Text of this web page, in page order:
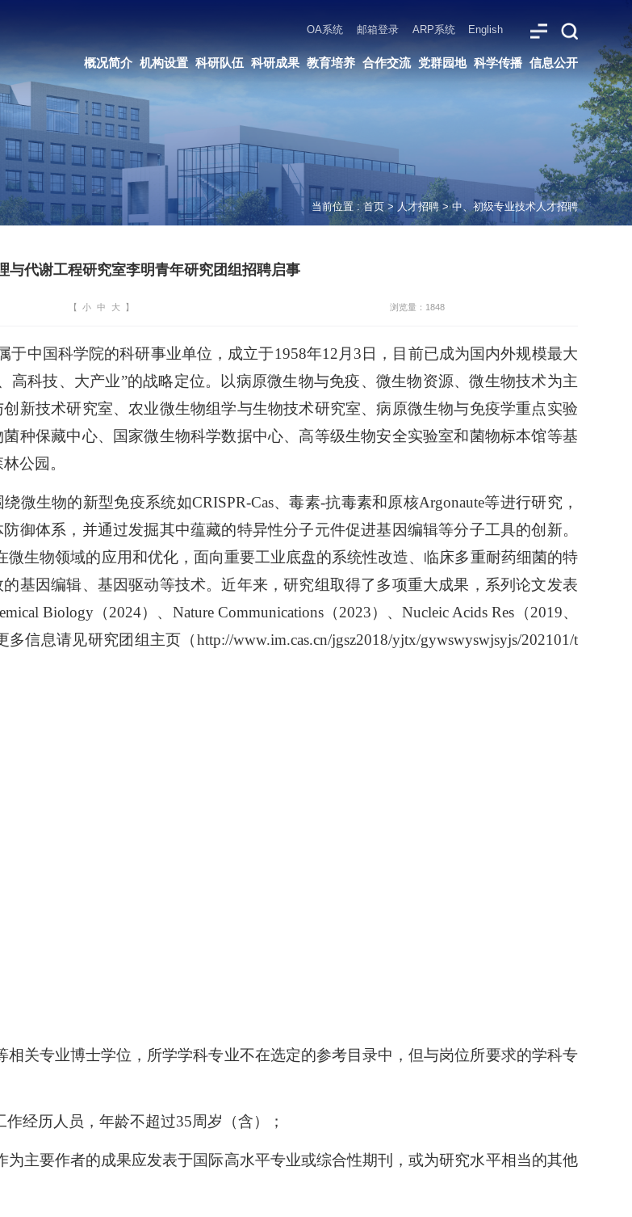
English
当前位置 :首页> 人才招聘>中、初级专业技术人才招聘
与代谢工程研究室李明青年研究团组招聘启事
【 小 中 大 】 浏览量：1848
于中国科学院的科研事业单位，成立于1958年12月3日，目前已成为国内外规模最大
科技、大产业”的战略定位。以病原微生物与免疫、微生物资源、微生物技术为主
新技术研究室、农业微生物组学与生物技术研究室、病原微生物与免疫学重点实验
种保藏中心、国家微生物科学数据中心、高等级生物安全实验室和菌物标本馆等基
公园。
微生物的新型免疫系统如CRISPR-Cas、毒素-抗毒素和原核Argonaute等进行研究，
御体系，并通过发掘其中蕴藏的特异性分子元件促进基因编辑等分子工具的创新。
生物领域的应用和优化，面向重要工业底盘的系统性改造、临床多重耐药细菌的特
基因编辑、基因驱动等技术。近年来，研究组取得了多项重大成果，系列论文发表
Biology（2024）、Nature Communications（2023）、Nucleic Acids Res（2019、
信息请见研究团组主页（http://www.im.cas.cn/jgsz2018/yjtx/gywswyswjsyjs/202101/t
关专业博士学位，所学学科专业不在选定的参考目录中，但与岗位所要求的学科专
经历人员，年龄不超过35周岁（含）；
主要作者的成果应发表于国际高水平专业或综合性期刊，或为研究水平相当的其他